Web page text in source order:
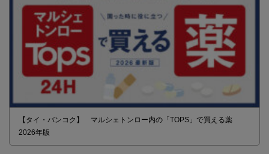
【タイ・バンコク】 マルシェトンロー内の「TOPS」で買える薬
2026年版